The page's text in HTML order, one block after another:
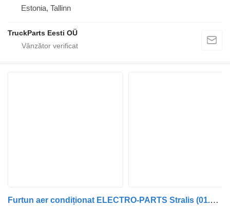
Estonia, Tallinn
TruckParts Eesti OÜ
Furtun aer condiționat ELECTRO-PARTS Stralis (01.02-) 0130101605 pentru cap tractor IVECO Stralis, Trakker (2002-)